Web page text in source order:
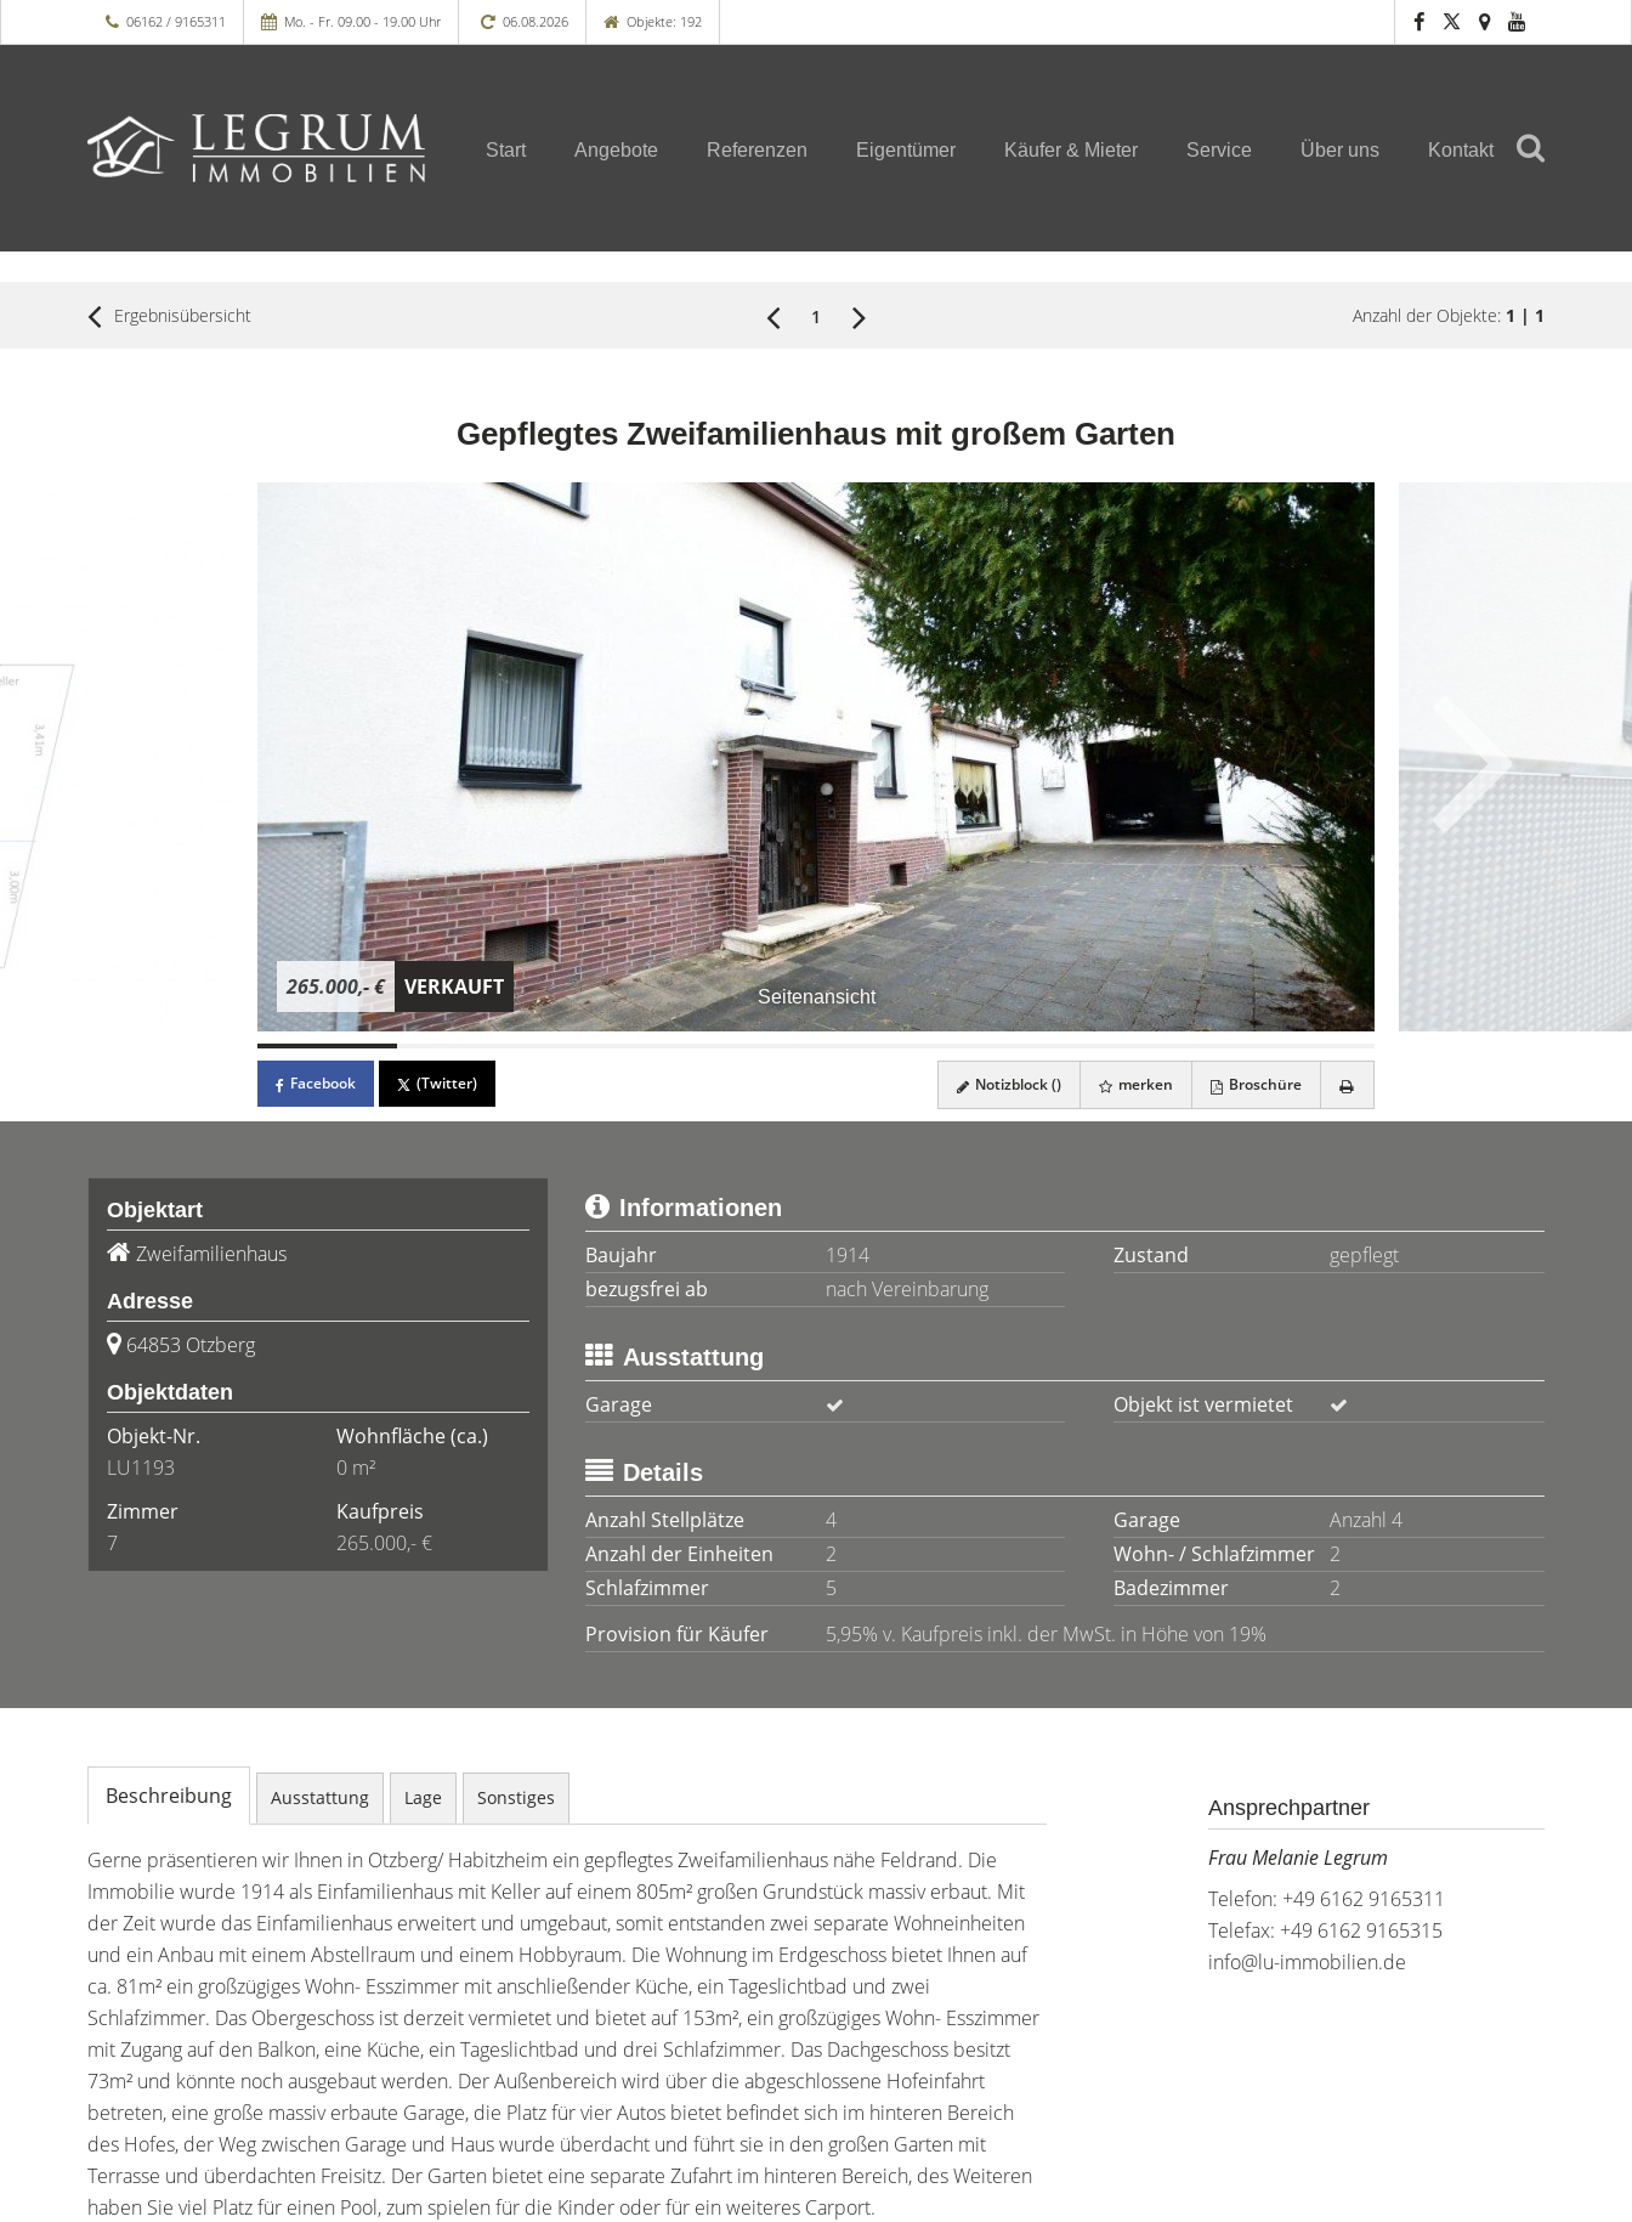
06162 / 9165311 Mo. - Fr. 09.00 - 19.00 Uhr 06.08.2026 Objekte: 192
Start Angebote Referenzen Eigentümer Käufer & Mieter Service Über uns Kontakt
Ergebnisübersicht 1 Anzahl der Objekte: 1 | 1
Gepflegtes Zweifamilienhaus mit großem Garten
Seitenansicht
265.000,- € VERKAUFT
Facebook (Twitter) Notizblock () merken Broschüre
Objektart
Zweifamilienhaus
Adresse
64853 Otzberg
Objektdaten
Objekt-Nr.
LU1193
Wohnfläche(ca.)
0 m²
Zimmer
7
Kaufpreis
265.000,- €
Informationen
Baujahr
1914 Zustand
gepflegt
bezugsfrei ab
nach Vereinbarung
Ausstattung
Garage
Objekt ist vermietet
Details
Anzahl Stellplätze
4 Garage
Anzahl 4
Anzahl der Einheiten
2 Wohn- / Schlafzimmer 2
Schlafzimmer
5 Badezimmer
2
Provision für Käufer
5,95% v. Kaufpreis inkl. der MwSt. in Höhe von 19%
Beschreibung Ausstattung Lage Sonstiges
Gerne präsentieren wir Ihnen in Otzberg/ Habitzheim ein gepflegtes Zweifamilienhaus nähe Feldrand. Die
Immobilie wurde 1914 als Einfamilienhaus mit Keller auf einem 805m² großen Grundstück massiv erbaut. Mit
der Zeit wurde das Einfamilienhaus erweitert und umgebaut, somit entstanden zwei separate Wohneinheiten
und ein Anbau mit einem Abstellraum und einem Hobbyraum. Die Wohnung im Erdgeschoss bietet Ihnen auf
ca. 81m² ein großzügiges Wohn- Esszimmer mit anschließender Küche, ein Tageslichtbad und zwei
Schlafzimmer. Das Obergeschoss ist derzeit vermietet und bietet auf 153m², ein großzügiges Wohn- Esszimmer
mit Zugang auf den Balkon, eine Küche, ein Tageslichtbad und drei Schlafzimmer. Das Dachgeschoss besitzt
73m² und könnte noch ausgebaut werden. Der Außenbereich wird über die abgeschlossene Hofeinfahrt
betreten, eine große massiv erbaute Garage, die Platz für vier Autos bietet befindet sich im hinteren Bereich
des Hofes, der Weg zwischen Garage und Haus wurde überdacht und führt sie in den großen Garten mit
Terrasse und überdachten Freisitz. Der Garten bietet eine separate Zufahrt im hinteren Bereich, des Weiteren
haben Sie viel Platz für einen Pool, zum spielen für die Kinder oder für ein weiteres Carport.
Ansprechpartner
Frau Melanie Legrum
Telefon: +49 6162 9165311
Telefax: +49 6162 9165315
info@lu-immobilien.de